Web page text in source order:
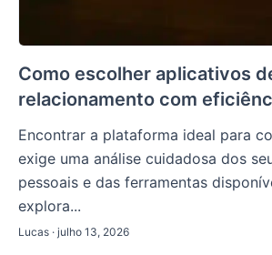
Como escolher aplicativos
relacionamento com
Encontrar a plataforma ideal para
exige uma análise cuidadosa dos
pessoais e das ferramentas
explora...
Lucas · julho 13, 2026